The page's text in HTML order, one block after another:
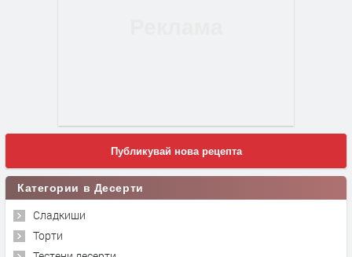
Публикувай нова рецепта
Категории в Десерти
Сладкиши
Торти